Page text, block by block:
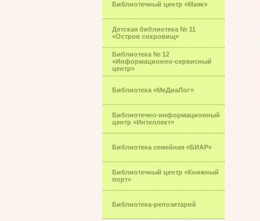
Библиотечный центр «Маяк»
Детская библиотека № 11
«Остров сокровищ»
Библиотека № 12
«Информационно-сервисный
центр»
Библиотека «МеДиаЛог»
Библиотечно-информационный
центр «Интеллект»
Библиотека семейная «БИАР»
Библиотечный центр «Книжный
порт»
Библиотека-репозитарий